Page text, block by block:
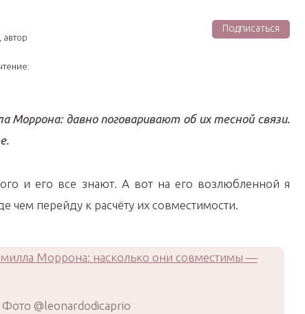
Подписаться
Моррона: давно поговаривают об их тесной связи.
и его все знают. А вот на его возлюбленной я
чем перейду к расчёту их совместимости.
Фото @leonardodicaprio